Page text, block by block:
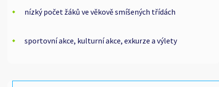
nízký počet žáků ve věkově smíšených třídách
sportovní akce, kulturní akce, exkurze a výlety